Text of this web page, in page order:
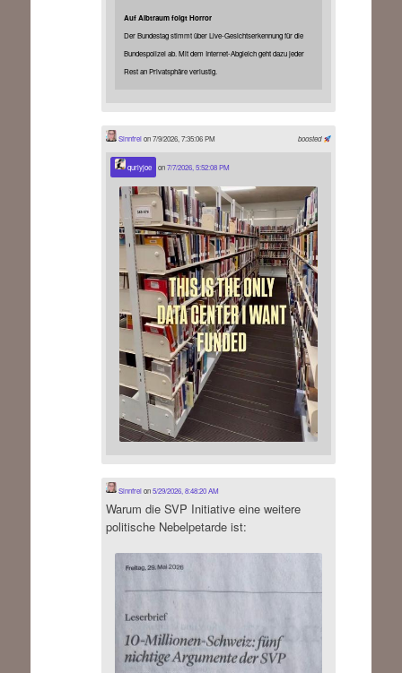
Auf Albtraum folgt Horror
Der Bundestag stimmt über Live-Gesichtserkennung für die
Bundespolizei ab. Mit dem Internet-Abgleich geht dazu jeder
Rest an Privatsphäre verlustig.
boosted
Sinnfreion 7/9/2026, 7:35:06 PM
qurlyjoe on7/7/2026, 5:52:08 PM
Sinnfreion5/29/2026, 8:48:20 AM
Warum die SVP Initiative eine weitere
politische Nebelpetarde ist: